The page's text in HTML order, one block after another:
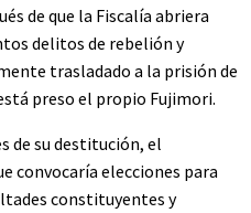
de que la Fiscalía abriera
delitos de rebelión y
trasladado a la prisión de
preso el propio Fujimori.
de su destitución, el
convocaría elecciones para
constituyentes y